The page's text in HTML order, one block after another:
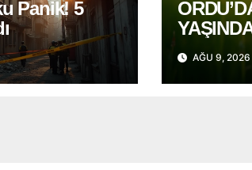
Panik! 5
AĞU 9, 2026